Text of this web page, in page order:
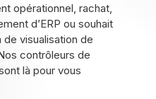
opérationnel, rachat,
d’ERP ou souhait
visualisation de
contrôleurs de
là pour vous